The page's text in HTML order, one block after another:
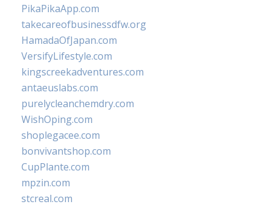
PikaPikaApp.com
takecareofbusinessdfw.org
HamadaOfJapan.com
VersifyLifestyle.com
kingscreekadventures.com
antaeuslabs.com
purelycleanchemdry.com
WishOping.com
shoplegacee.com
bonvivantshop.com
CupPlante.com
mpzin.com
stcreal.com